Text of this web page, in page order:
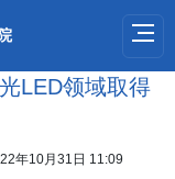
LED领域取得
年10月31日 11:09